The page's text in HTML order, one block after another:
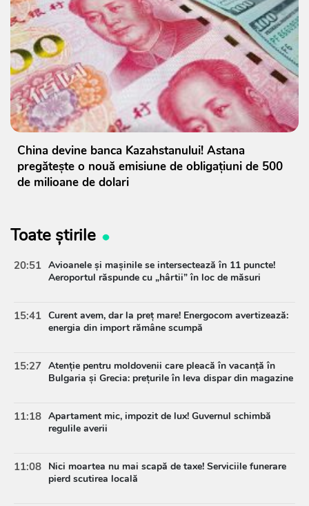
China devine banca Kazahstanului! Astana
pregătește o nouă emisiune de obligațiuni de 500
de milioane de dolari
Toate știrile
20:51 Avioanele și mașinile se intersectează în 11 puncte!
Aeroportul răspunde cu „hârtii” în loc de măsuri
15:41 Curent avem, dar la preț mare! Energocom avertizează:
energia din import rămâne scumpă
15:27 Atenție pentru moldovenii care pleacă în vacanță în
Bulgaria și Grecia: prețurile în leva dispar din magazine
11:18 Apartament mic, impozit de lux! Guvernul schimbă
regulile averii
11:08 Nici moartea nu mai scapă de taxe! Serviciile funerare
pierd scutirea locală